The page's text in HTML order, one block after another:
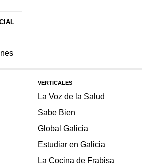
VERTICALES
La Voz de la Salud
Sabe Bien
Global Galicia
Estudiar en Galicia
La Cocina de Frabisa